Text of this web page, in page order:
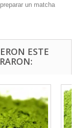
un matcha
ESTE